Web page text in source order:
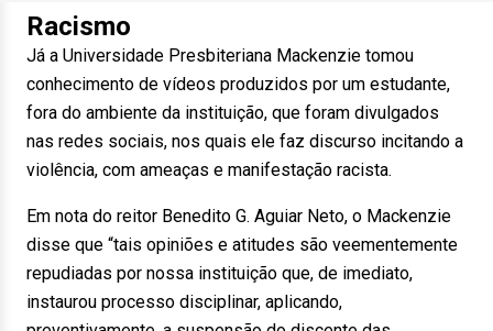
Racismo
Já a Universidade Presbiteriana Mackenzie tomou
conhecimento de vídeos produzidos por um estudante,
fora do ambiente da instituição, que foram divulgados
nas redes sociais, nos quais ele faz discurso incitando a
violência, com ameaças e manifestação racista.
Em nota do reitor Benedito G. Aguiar Neto, o Mackenzie
disse que “tais opiniões e atitudes são veementemente
repudiadas por nossa instituição que, de imediato,
instaurou processo disciplinar, aplicando,